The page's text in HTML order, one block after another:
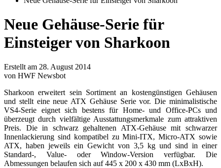
Neue Gehäuse-Serie für
Einsteiger von Sharkoon
Erstellt am 28. August 2014
von HWF Newsbot
Sharkoon erweitert sein Sortiment an kostengünstigen Gehäusen
und stellt eine neue ATX Gehäuse Serie vor. Die minimalistische
VS4-Serie eignet sich bestens für Home- und Office-PCs und
überzeugt durch vielfältige Ausstattungsmerkmale zum attraktiven
Preis. Die in schwarz gehaltenen ATX-Gehäuse mit schwarzer
Innenlackierung sind kompatibel zu Mini-ITX, Micro-ATX sowie
ATX, haben jeweils ein Gewicht von 3,5 kg und sind in einer
Standard-, Value- oder Window-Version verfügbar. Die
Abmessungen belaufen sich auf 445 x 200 x 430 mm (LxBxH).